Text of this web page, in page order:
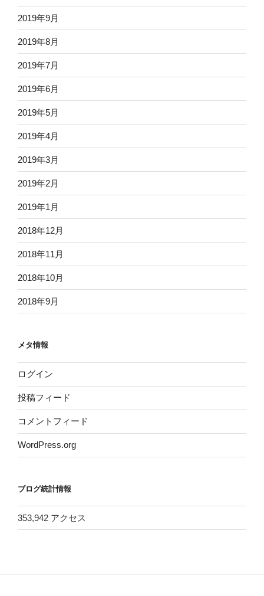
2019年9月
2019年8月
2019年7月
2019年6月
2019年5月
2019年4月
2019年3月
2019年2月
2019年1月
2018年12月
2018年11月
2018年10月
2018年9月
メタ情報
ログイン
投稿フィード
コメントフィード
WordPress.org
ブログ統計情報
353,942 アクセス